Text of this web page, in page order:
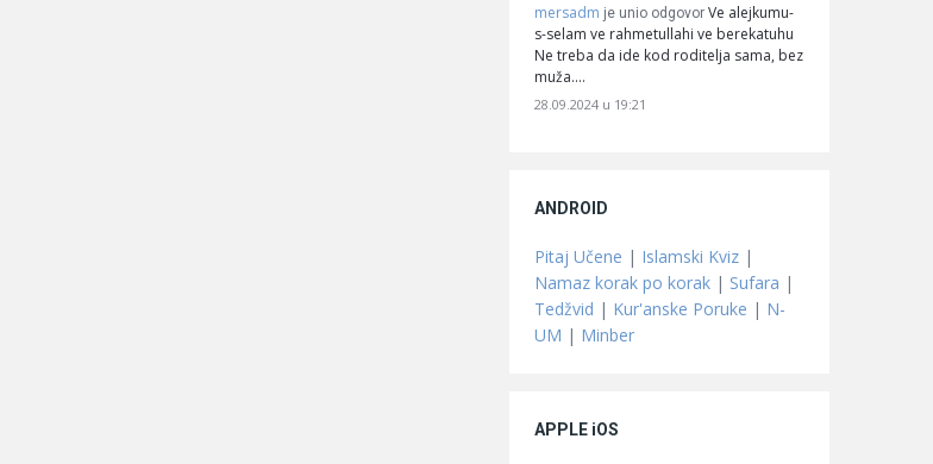
mersadm je unio odgovor Ve alejkumu-
s-selam ve rahmetullahi ve berekatuhu
Ne treba da ide kod roditelja sama, bez
muža.…
28.09.2024 u 19:21
ANDROID
Pitaj Učene | Islamski Kviz |
Namaz korak po korak | Sufara |
Tedžvid | Kur'anske Poruke | N-
UM | Minber
APPLE iOS